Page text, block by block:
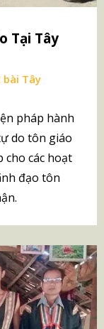
Tại Tây
bài Tây
pháp hành
do tôn giáo
các hoạt
đạo tôn